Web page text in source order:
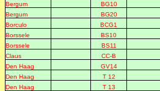
Bergum
BG10
Bergum
BG20
Borculo
BCG1
Borssele
BS10
Borssele
BS11
Claus
CC-B
Den Haag
GV14
Den Haag
T 12
Den Haag
T 13